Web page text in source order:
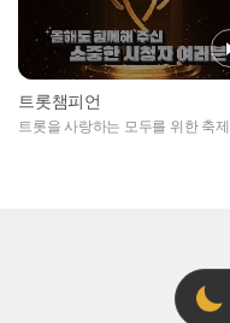
트롯챔피언
트롯을 사랑하는 모두를 위한 축제,